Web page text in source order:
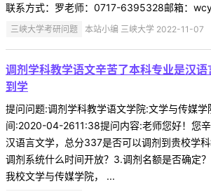
联系方式：罗老师：0717-6395328邮箱：
三峡大学考研问题 本站小编 三峡大学 2022-11-07
调剂学科教学语文辛苦了本科专业是汉
到学
提问问题:调剂学科教学语文学院:文学与传媒
间:2020-04-2611:38提问内容:老师您好！您
汉语言文学，总分337是否可以调剂到贵校学
调剂系统什么时间开放？3.调剂名额是否确定
我校文学与传媒学院， ...